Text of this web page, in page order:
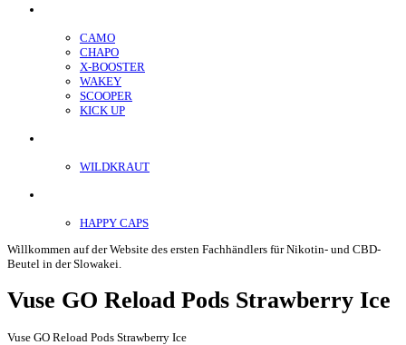
CAMO
CHAPO
X-BOOSTER
WAKEY
SCOOPER
KICK UP
WILDKRAUT
HAPPY CAPS
Willkommen auf der Website des ersten Fachhändlers für Nikotin- und CBD-
Beutel in der Slowakei.
Vuse GO Reload Pods Strawberry Ice
Vuse GO Reload Pods Strawberry Ice